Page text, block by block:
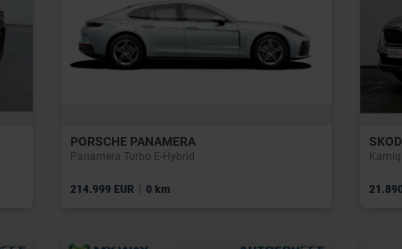
PORSCHE PANAMERA
Panamera Turbo E-Hybrid
214.999 EUR | 0 km
Kamiq